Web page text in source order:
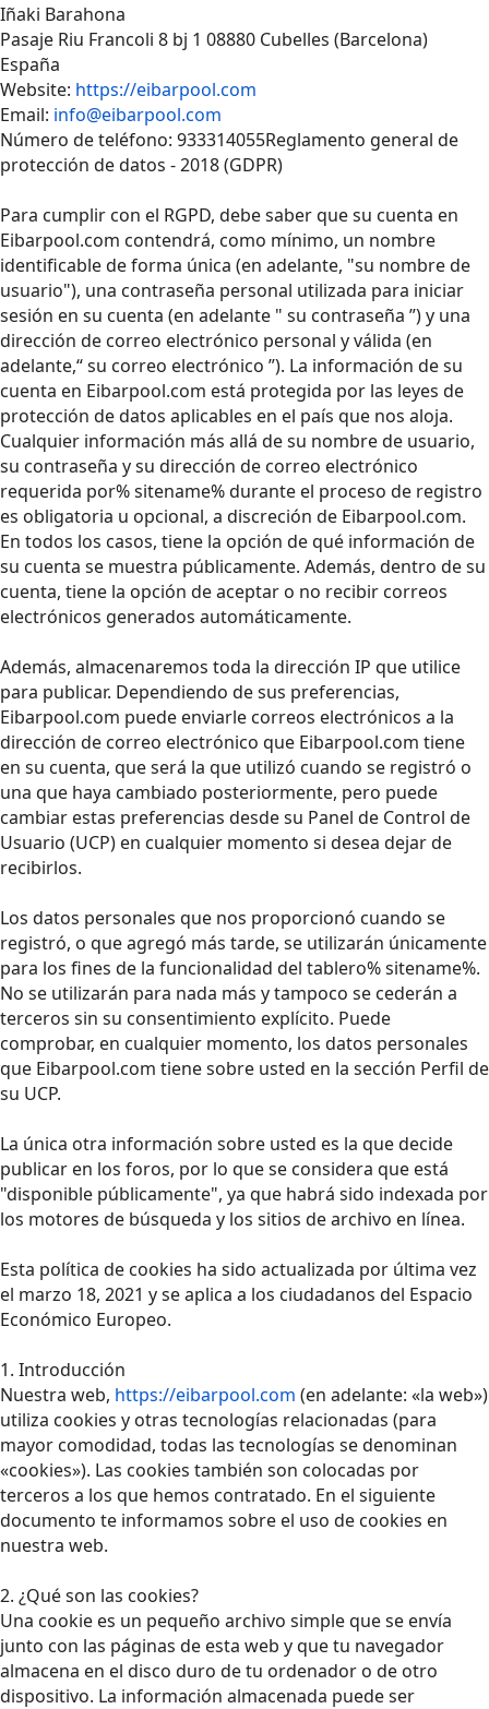
Iñaki Barahona
Pasaje Riu Francoli 8 bj 1 08880 Cubelles (Barcelona)
España
Website: https://eibarpool.com
Email: info@eibarpool.com
Número de teléfono: 933314055Reglamento general de
protección de datos - 2018 (GDPR)
Para cumplir con el RGPD, debe saber que su cuenta en
Eibarpool.com contendrá, como mínimo, un nombre
identificable de forma única (en adelante, "su nombre de
usuario"), una contraseña personal utilizada para iniciar
sesión en su cuenta (en adelante " su contraseña ”) y una
dirección de correo electrónico personal y válida (en
adelante,“ su correo electrónico ”). La información de su
cuenta en Eibarpool.com está protegida por las leyes de
protección de datos aplicables en el país que nos aloja.
Cualquier información más allá de su nombre de usuario,
su contraseña y su dirección de correo electrónico
requerida por% sitename% durante el proceso de registro
es obligatoria u opcional, a discreción de Eibarpool.com.
En todos los casos, tiene la opción de qué información de
su cuenta se muestra públicamente. Además, dentro de su
cuenta, tiene la opción de aceptar o no recibir correos
electrónicos generados automáticamente.
Además, almacenaremos toda la dirección IP que utilice
para publicar. Dependiendo de sus preferencias,
Eibarpool.com puede enviarle correos electrónicos a la
dirección de correo electrónico que Eibarpool.com tiene
en su cuenta, que será la que utilizó cuando se registró o
una que haya cambiado posteriormente, pero puede
cambiar estas preferencias desde su Panel de Control de
Usuario (UCP) en cualquier momento si desea dejar de
recibirlos.
Los datos personales que nos proporcionó cuando se
registró, o que agregó más tarde, se utilizarán únicamente
para los fines de la funcionalidad del tablero% sitename%.
No se utilizarán para nada más y tampoco se cederán a
terceros sin su consentimiento explícito. Puede
comprobar, en cualquier momento, los datos personales
que Eibarpool.com tiene sobre usted en la sección Perfil de
su UCP.
La única otra información sobre usted es la que decide
publicar en los foros, por lo que se considera que está
"disponible públicamente", ya que habrá sido indexada por
los motores de búsqueda y los sitios de archivo en línea.
Esta política de cookies ha sido actualizada por última vez
el marzo 18, 2021 y se aplica a los ciudadanos del Espacio
Económico Europeo.
1. Introducción
Nuestra web, https://eibarpool.com (en adelante: «la web»)
utiliza cookies y otras tecnologías relacionadas (para
mayor comodidad, todas las tecnologías se denominan
«cookies»). Las cookies también son colocadas por
terceros a los que hemos contratado. En el siguiente
documento te informamos sobre el uso de cookies en
nuestra web.
2. ¿Qué son las cookies?
Una cookie es un pequeño archivo simple que se envía
junto con las páginas de esta web y que tu navegador
almacena en el disco duro de tu ordenador o de otro
dispositivo. La información almacenada puede ser